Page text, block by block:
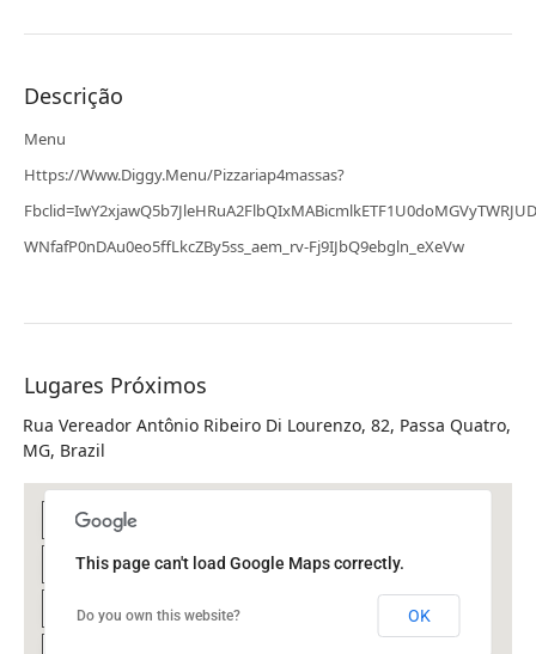
Descrição
Menu
Https://www.diggy.menu/pizzariap4massas?
WNfafP0nDAu0eo5ffLkcZBy5ss_aem_rv-Fj9IJbQ9ebgln_eXeVw
Lugares Próximos
Rua Vereador Antônio Ribeiro Di Lourenzo, 82, Passa Quatro,
MG, Brazil
This page can't load Google Maps correctly.
Do you own this website? OK